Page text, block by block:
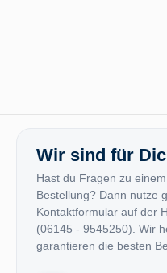
Wir sind für
Hast du Fragen zu
Bestellung? Dann nutze
Kontaktformular auf der
(06145 - 9545250). Wir
garantieren die besten